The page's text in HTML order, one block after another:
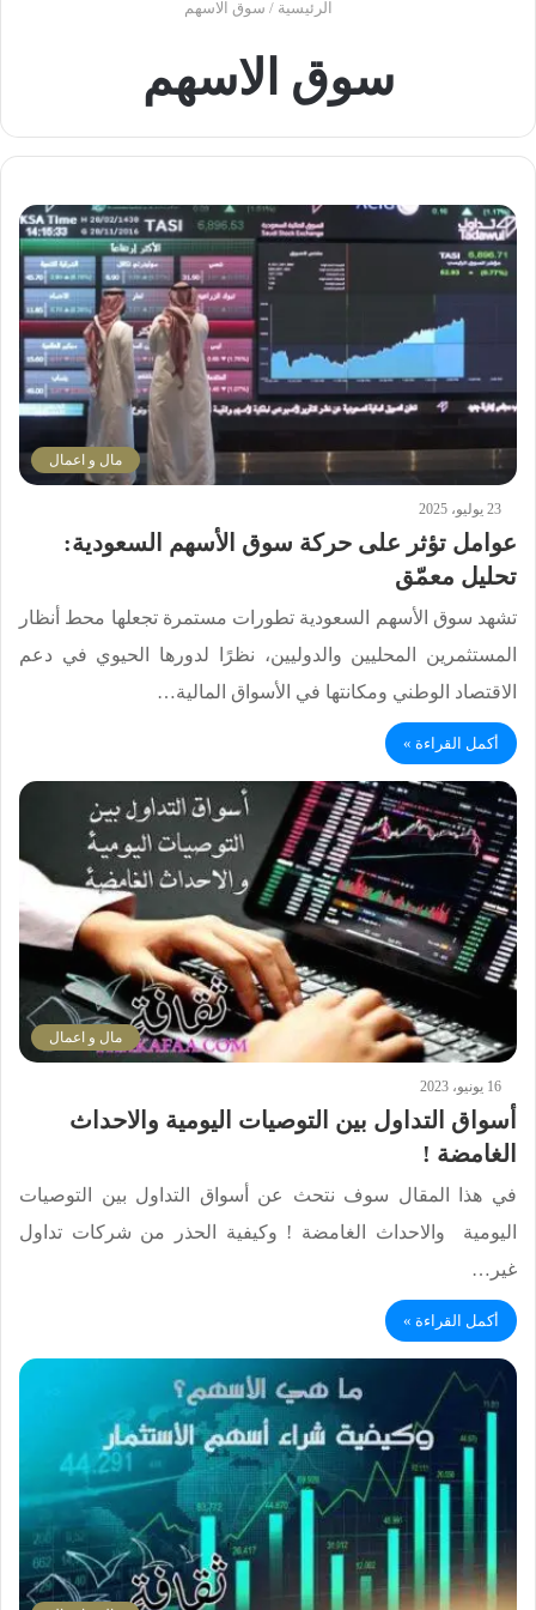
الرئيسية / سوق الاسهم
سوق الاسهم
مال و اعمال
23 يوليو، 2025
عوامل تؤثر على حركة سوق الأسهم السعودية:
تحليل معمّق
تشهد سوق الأسهم السعودية تطورات مستمرة تجعلها محط أنظار
المستثمرين المحليين والدوليين، نظرًا لدورها الحيوي في دعم
الاقتصاد الوطني ومكانتها في الأسواق المالية…
أكمل القراءة »
مال و اعمال
16 يونيو، 2023
أسواق التداول بين التوصيات اليومية والاحداث
الغامضة !
في هذا المقال سوف نتحث عن أسواق التداول بين التوصيات
اليومية والاحداث الغامضة ! وكيفية الحذر من شركات تداول
غير…
أكمل القراءة »